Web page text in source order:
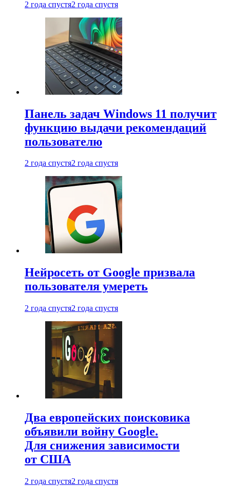
2 года спустя2 года спустя
Панель задач Windows 11 получит
функцию выдачи рекомендаций
пользователю
2 года спустя2 года спустя
Нейросеть от Google призвала
пользователя умереть
2 года спустя2 года спустя
Два европейских поисковика
объявили войну Google.
Для снижения зависимости
от США
2 года спустя2 года спустя